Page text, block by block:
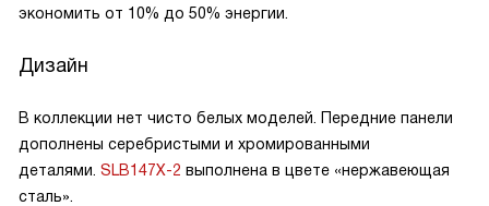
экономить от 10% до 50% энергии.
Дизайн
В коллекции нет чисто белых моделей. Передние панели
дополнены серебристыми и хромированными
деталями. SLB147X-2 выполнена в цвете «нержавеющая
сталь».